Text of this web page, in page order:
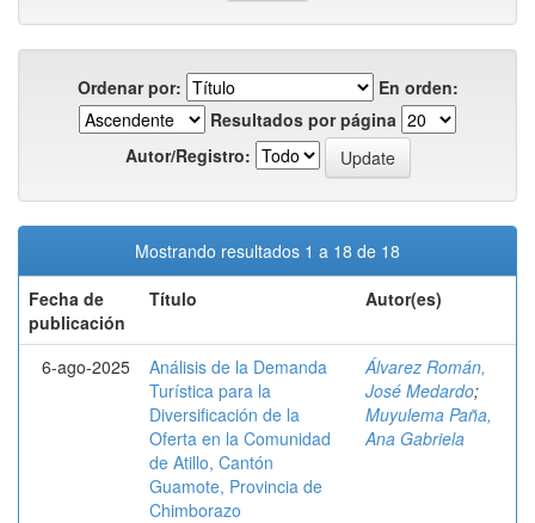
Ordenar por:
En orden:
Resultados por página
Autor/Registro:
Mostrando resultados 1 a 18 de 18
Fecha de
publicación
Título Autor(es)
6-ago-2025
Análisis de la Demanda
Turística para la
Diversificación de la
Oferta en la Comunidad
de Atillo, Cantón
Guamote, Provincia de
Chimborazo
Álvarez Román,
José Medardo;
Muyulema Paña,
Ana Gabriela